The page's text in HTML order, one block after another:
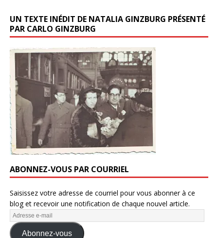
UN TEXTE INÉDIT DE NATALIA GINZBURG PRÉSENTÉ
PAR CARLO GINZBURG
ABONNEZ-VOUS PAR COURRIEL
Saisissez votre adresse de courriel pour vous abonner à ce
blog et recevoir une notification de chaque nouvel article.
Abonnez-vous